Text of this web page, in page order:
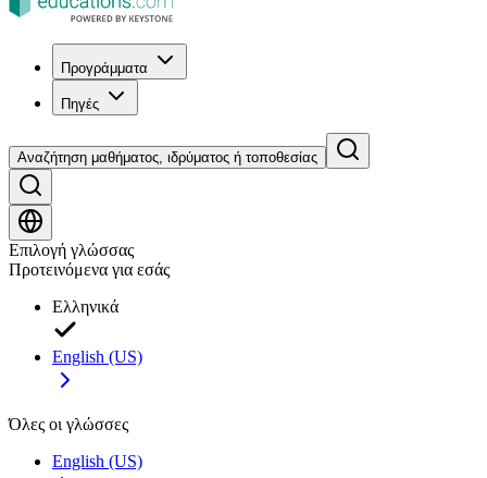
Προγράμματα
Πηγές
Αναζήτηση μαθήματος, ιδρύματος ή τοποθεσίας
Επιλογή γλώσσας
Προτεινόμενα για εσάς
Ελληνικά
English (US)
Όλες οι γλώσσες
English (US)